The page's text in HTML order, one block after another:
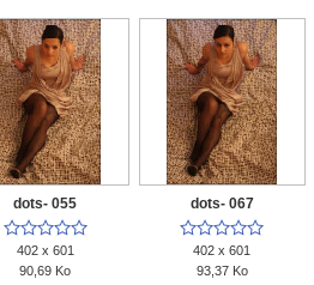
dots- 055

402 x 601
90,69 Ko
dots- 067

402 x 601
93,37 Ko